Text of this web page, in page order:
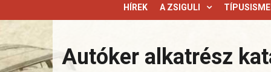
HÍREK A ZSIGULI
Autóker alkatrész